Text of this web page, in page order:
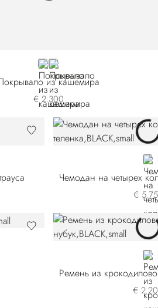
GREYBROWN
из кашемира
€ 2.300
€
€